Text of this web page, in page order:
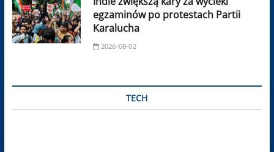
egzaminów po protestach Partii
Karalucha
2026-08-02
TECH